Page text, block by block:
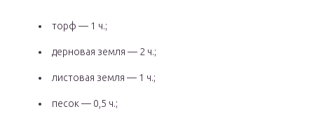
торф — 1 ч.;
дерновая земля — 2 ч.;
листовая земля — 1 ч.;
песок — 0,5 ч.;